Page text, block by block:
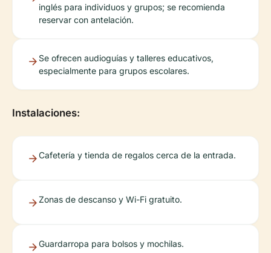
inglés para individuos y grupos; se recomienda
reservar con antelación.
Se ofrecen audioguías y talleres educativos,
especialmente para grupos escolares.
Instalaciones:
Cafetería y tienda de regalos cerca de la entrada.
Zonas de descanso y Wi-Fi gratuito.
Guardarropa para bolsos y mochilas.